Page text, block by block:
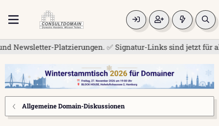
Platzierungen. ✅ Signatur-Links sind jetzt für alle
Allgemeine Domain-Diskussionen